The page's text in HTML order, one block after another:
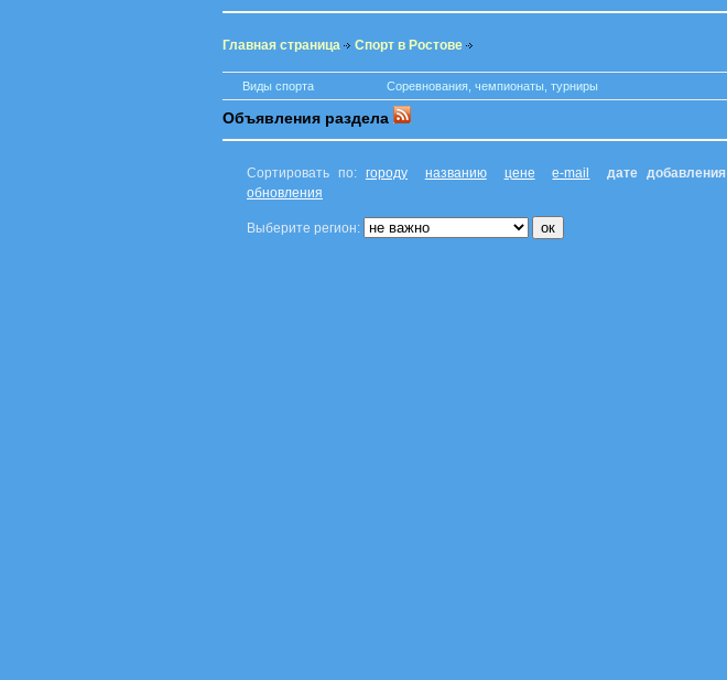
Главная страница Спорт в Ростове
Виды спорта Соревнования, чемпионаты, турниры
Объявления раздела
Сортировать по: городу названию цене e-mail дате добавления
обновления
Выберите регион: